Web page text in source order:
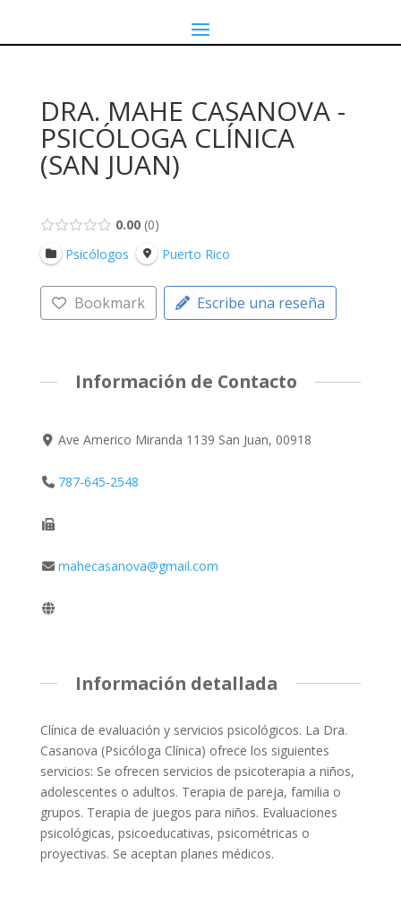
DRA. MAHE CASANOVA -
PSICÓLOGA CLÍNICA
(SAN JUAN)
0.00 0
Psicólogos
Puerto Rico
Bookmark Escribe una reseña
Información de Contacto
Ave Americo Miranda 1139 San Juan, 00918
787-645-2548
mahecasanova@gmail.com
Información detallada
Clínica de evaluación y servicios psicológicos. La Dra.
Casanova (Psicóloga Clínica) ofrece los siguientes
servicios: Se ofrecen servicios de psicoterapia a niños,
adolescentes o adultos. Terapia de pareja, familia o
grupos. Terapia de juegos para niños. Evaluaciones
psicológicas, psicoeducativas, psicométricas o
proyectivas. Se aceptan planes médicos.